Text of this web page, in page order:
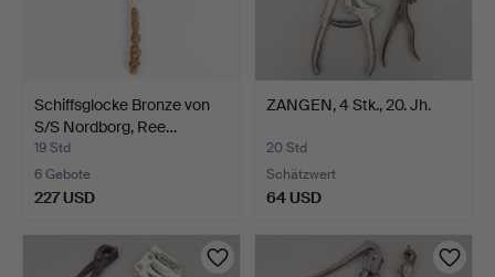
Schiffsglocke Bronze von
S/S Nordborg, Ree…
19 Std
6 Gebote
227 USD
ZANGEN, 4 Stk., 20. Jh.
20 Std
Schätzwert
64 USD